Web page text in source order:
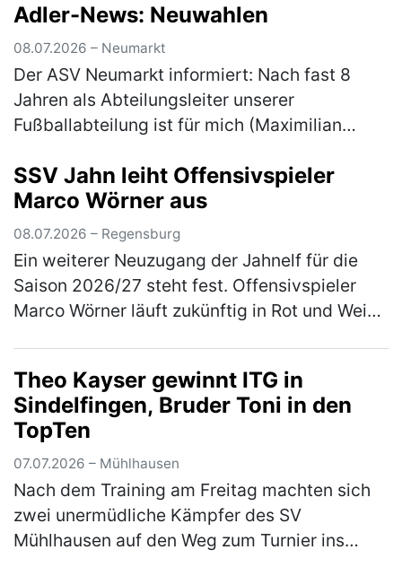
SV Höhenberg zog am letzten Juni-
Wochenende … (mehr)
Adler-News: Neuwahlen
08.07.2026 – Neumarkt
Der ASV Neumarkt informiert: Nach fast 8
Jahren als Abteilungsleiter unserer
Fußballabteilung ist für mich (Maximilian
neue Hände zu übergeben. Aus persönlichen
…(mehr)
SSV Jahn leiht Offensivspieler
Marco Wörner aus
08.07.2026 – Regensburg
Ein weiterer Neuzugang der Jahnelf für die
Saison 2026/27 steht fest. Offensivspieler
Marco Wörner läuft zukünftig in Rot und Weiß
Theo Kayser gewinnt ITG in
Sindelfingen, Bruder Toni in den
TopTen
07.07.2026 – Mühlhausen
Nach dem Training am Freitag machten sich
zwei unermüdliche Kämpfer des SV
Mühlhausen auf den Weg zum Turnier ins